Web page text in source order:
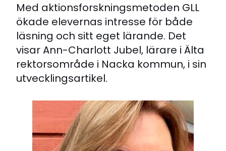
Utveckla skolan 4/2024: Korta elevsamtal med
Med aktionsforskningsmetoden GLL
ökade elevernas intresse för både
läsning och sitt eget lärande. Det
visar Ann-Charlott Jubel, lärare i Älta
rektorsområde i Nacka kommun, i sin
utvecklingsartikel.